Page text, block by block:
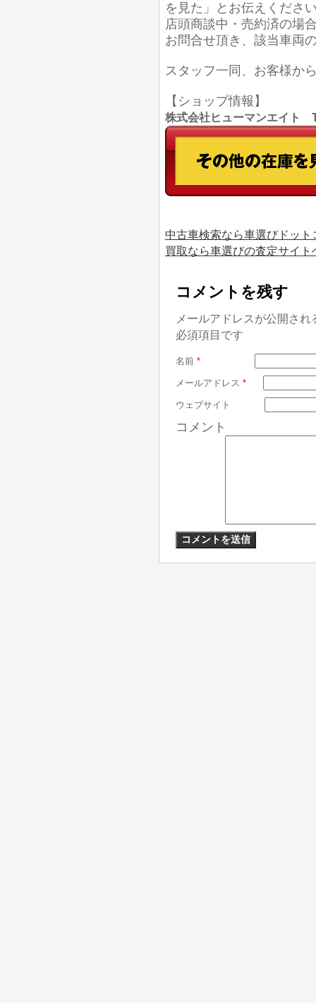
を見た」とお伝えくださ
店頭商談中・売約済の場
お問合せ頂き、該当車両
スタッフ一同、お客様か
【ショップ情報】
株式会社ヒューマンエイト
中古車検索なら車選びドット
買取なら車選びの査定サイト
コメントを残す
メールアドレスが公開さ
必須項目です
名前 *
メールアドレス *
ウェブサイト
コメント